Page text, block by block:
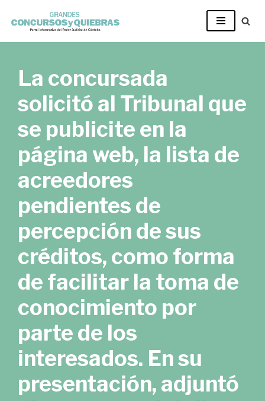
La concursada
solicitó al Tribunal que
se publicite en la
página web, la lista de
acreedores
pendientes de
percepción de sus
créditos, como forma
de facilitar la toma de
conocimiento por
parte de los
interesados. En su
presentación, adjuntó